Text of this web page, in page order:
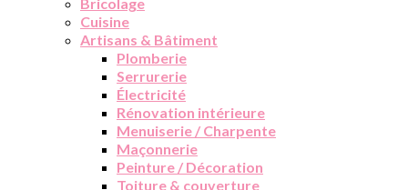
Bricolage
Cuisine
Artisans & Bâtiment
Plomberie
Serrurerie
Électricité
Rénovation intérieure
Menuiserie / Charpente
Maçonnerie
Peinture / Décoration
Toiture & couverture